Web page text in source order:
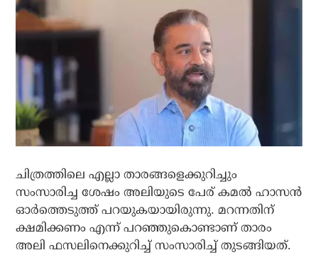
ചിത്രത്തിലെ എല്ലാ താരങ്ങളെക്കുറിച്ചും
സംസാരിച്ച ശേഷം അലിയുടെ പേര് കമല്‍ ഹാസന്‍
ഓര്‍ത്തെടുത്ത് പറയുകയായിരുന്നു. മറന്നതിന്
ക്ഷമിക്കണം എന്ന് പറഞ്ഞുകൊണ്ടാണ് താരം
അലി ഫസലിനെക്കുറിച്ച് സംസാരിച്ച് തുടങ്ങിയത്.